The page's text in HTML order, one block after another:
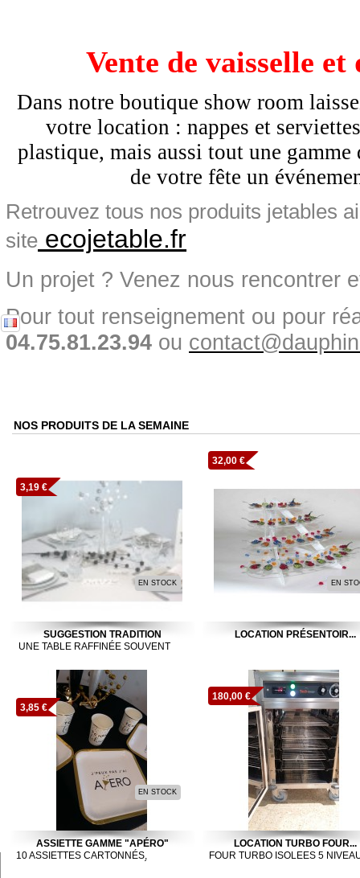
Vente de vaisselle
Dans notre boutique show room
votre location : nappes et
plastique, mais aussi tout une
de votre fête un
Retrouvez tous nos produits jetables
site ecojetable.fr
Un projet ? Venez nous rencontrer
Pour tout renseignement ou pour
04.75.81.23.94 ou
NOS PRODUITS DE LA SEMAINE
SUGGESTION TRADITION
UNE TABLE RAFFINÉE SOUVENT
3,19 €
EN STOCK
LOCATION PRÉSENTOIR...
32,00 €
EN
ASSIETTE GAMME "APÉRO"
10 ASSIETTES CARTONNÉS,
3,85 €
EN STOCK
LOCATION TURBO FOUR...
FOUR TURBO ISOLEES 5
180,00 €